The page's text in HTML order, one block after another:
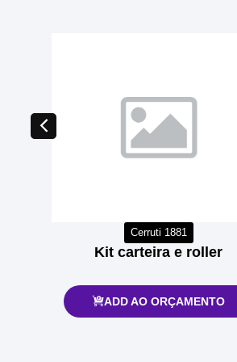
Cerruti 1881
Kit carteira e roller
ADD AO ORÇAMENTO